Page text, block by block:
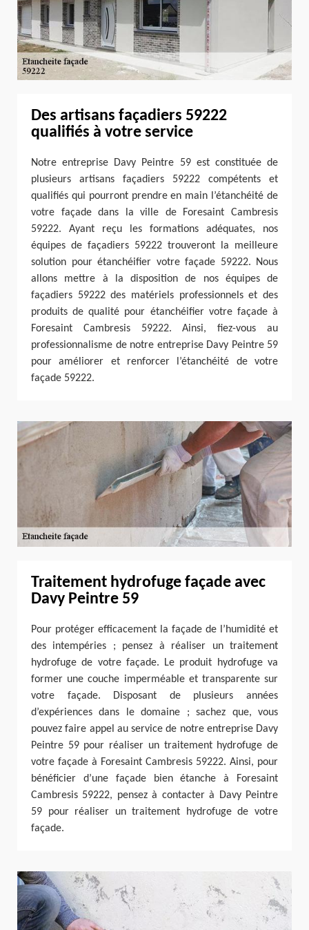
Des artisans façadiers 59222
qualifiés à votre service
Notre entreprise Davy Peintre 59 est constituée de
plusieurs artisans façadiers 59222 compétents et
qualifiés qui pourront prendre en main l’étanchéité de
votre façade dans la ville de Foresaint Cambresis
59222. Ayant reçu les formations adéquates, nos
équipes de façadiers 59222 trouveront la meilleure
solution pour étanchéifier votre façade 59222. Nous
allons mettre à la disposition de nos équipes de
façadiers 59222 des matériels professionnels et des
produits de qualité pour étanchéifier votre façade à
Foresaint Cambresis 59222. Ainsi, fiez-vous au
professionnalisme de notre entreprise Davy Peintre 59
pour améliorer et renforcer l’étanchéité de votre
façade 59222.
Traitement hydrofuge façade avec
Davy Peintre 59
Pour protéger efficacement la façade de l’humidité et
des intempéries ; pensez à réaliser un traitement
hydrofuge de votre façade. Le produit hydrofuge va
former une couche imperméable et transparente sur
votre façade. Disposant de plusieurs années
d’expériences dans le domaine ; sachez que, vous
pouvez faire appel au service de notre entreprise Davy
Peintre 59 pour réaliser un traitement hydrofuge de
votre façade à Foresaint Cambresis 59222. Ainsi, pour
bénéficier d’une façade bien étanche à Foresaint
Cambresis 59222, pensez à contacter à Davy Peintre
59 pour réaliser un traitement hydrofuge de votre
façade.